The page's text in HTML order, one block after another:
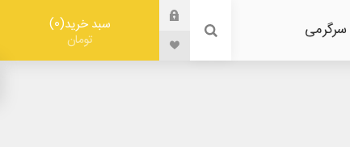
سرگرمی سبد خرید 0
تومان